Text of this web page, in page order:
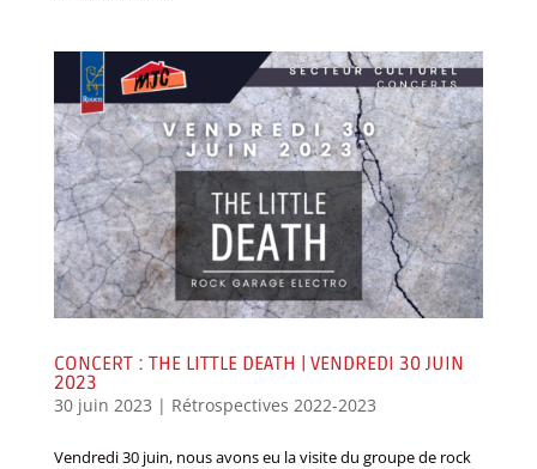
CONCERT : THE LITTLE DEATH | VENDREDI 30 JUIN
2023
30 juin 2023 | Rétrospectives 2022-2023
Vendredi 30 juin, nous avons eu la visite du groupe de rock